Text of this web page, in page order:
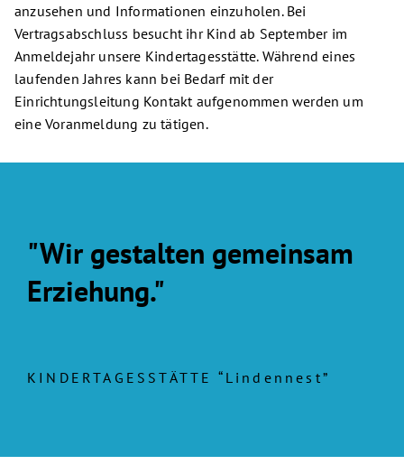
anzusehen und Informationen einzuholen. Bei
Vertragsabschluss besucht ihr Kind ab September im
Anmeldejahr unsere Kindertagesstätte. Während eines
laufenden Jahres kann bei Bedarf mit der
Einrichtungsleitung Kontakt aufgenommen werden um
eine Voranmeldung zu tätigen.
"Wir gestalten gemeinsam
Erziehung."
KINDERTAGESSTÄTTE “Lindennest”